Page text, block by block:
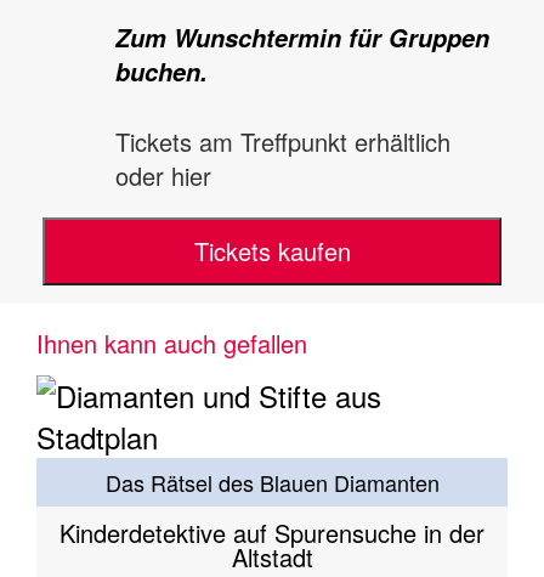
Zum Wunschtermin für Gruppen
buchen.
Tickets am Treffpunkt erhältlich
oder hier
Tickets kaufen
Ihnen kann auch gefallen
Das Rätsel des Blauen Diamanten
Kinderdetektive auf Spurensuche in der
Altstadt